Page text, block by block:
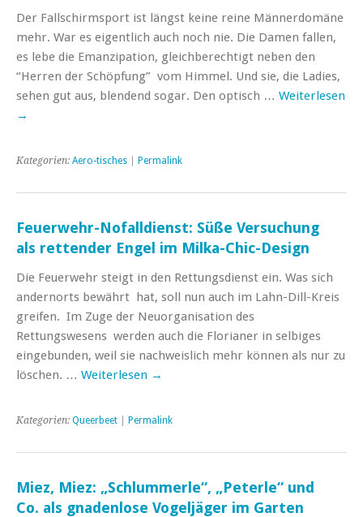
Der Fallschirmsport ist längst keine reine Männerdomäne
mehr. War es eigentlich auch noch nie. Die Damen fallen,
es lebe die Emanzipation, gleichberechtigt neben den
“Herren der Schöpfung” vom Himmel. Und sie, die Ladies,
sehen gut aus, blendend sogar. Den optisch … Weiterlesen
→
Kategorien: Aero-tisches Permalink
Feuerwehr-Nofalldienst: Süße Versuchung
als rettender Engel im Milka-Chic-Design
Die Feuerwehr steigt in den Rettungsdienst ein. Was sich
andernorts bewährt hat, soll nun auch im Lahn-Dill-Kreis
greifen. Im Zuge der Neuorganisation des
Rettungswesens werden auch die Florianer in selbiges
eingebunden, weil sie nachweislich mehr können als nur zu
löschen. … Weiterlesen →
Kategorien: Queerbeet Permalink
Miez, Miez: „Schlummerle“, „Peterle“ und
Co. als gnadenlose Vogeljäger im Garten